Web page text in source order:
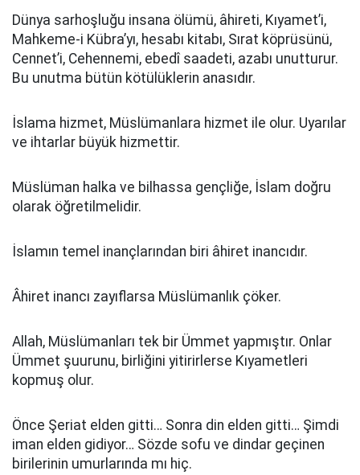
Dünya sarhoşluğu insana ölümü, âhireti, Kıyamet’i,
Mahkeme-i Kübra’yı, hesabı kitabı, Sırat köprüsünü,
Cennet’i, Cehennemi, ebedî saadeti, azabı unutturur.
Bu unutma bütün kötülüklerin anasıdır.
İslama hizmet, Müslümanlara hizmet ile olur. Uyarılar
ve ihtarlar büyük hizmettir.
Müslüman halka ve bilhassa gençliğe, İslam doğru
olarak öğretilmelidir.
İslamın temel inançlarından biri âhiret inancıdır.
Âhiret inancı zayıflarsa Müslümanlık çöker.
Allah, Müslümanları tek bir Ümmet yapmıştır. Onlar
Ümmet şuurunu, birliğini yitirirlerse Kıyametleri
kopmuş olur.
Önce Şeriat elden gitti… Sonra din elden gitti… Şimdi
iman elden gidiyor… Sözde sofu ve dindar geçinen
birilerinin umurlarında mı hiç.